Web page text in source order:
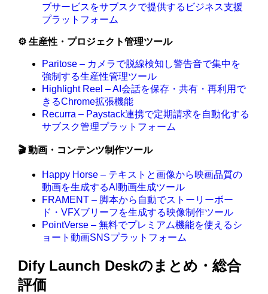
ブサービスをサブスクで提供するビジネス支援
プラットフォーム
⚙️ 生産性・プロジェクト管理ツール
Paritose – カメラで脱線検知し警告音で集中を
強制する生産性管理ツール
Highlight Reel – AI会話を保存・共有・再利用で
きるChrome拡張機能
Recurra – Paystack連携で定期請求を自動化する
サブスク管理プラットフォーム
🎬 動画・コンテンツ制作ツール
Happy Horse – テキストと画像から映画品質の
動画を生成するAI動画生成ツール
FRAMENT – 脚本から自動でストーリーボー
ド・VFXブリーフを生成する映像制作ツール
PointVerse – 無料でプレミアム機能を使えるシ
ョート動画SNSプラットフォーム
Dify Launch Deskのまとめ・総合
評価